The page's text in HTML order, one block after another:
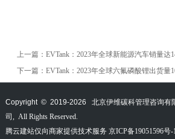
上一篇： EVTank：2023年全球新能源汽车销量
下一篇： EVTank：2023年全球六氟磷酸锂出货
Copyright © 2019-2026
北京伊维碳科管理咨询有
司, All Rights Reserved.
腾云建站仅向商家提供技术服务 京ICP备19051596号-1